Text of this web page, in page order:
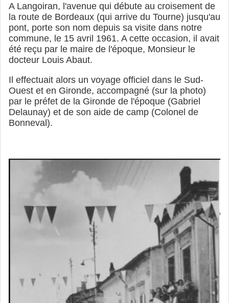
A Langoiran, l'avenue qui débute au croisement de
la route de Bordeaux (qui arrive du Tourne) jusqu'au
pont, porte son nom depuis sa visite dans notre
commune, le 15 avril 1961. A cette occasion, il avait
été reçu par le maire de l'époque, Monsieur le
docteur Louis Abaut.
Il effectuait alors un voyage officiel dans le Sud-
Ouest et en Gironde, accompagné (sur la photo)
par le préfet de la Gironde de l'époque (Gabriel
Delaunay) et de son aide de camp (Colonel de
Bonneval).